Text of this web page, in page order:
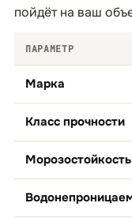
пойдёт на ваш
ПАРАМЕТР
Марка
Класс прочности
Морозостойкость